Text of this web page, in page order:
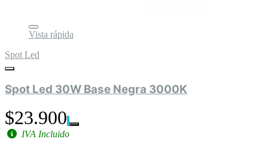
Vista rápida
Spot Led
Spot Led 30W Base Negra 3000K
$23.900
IVA Incluido